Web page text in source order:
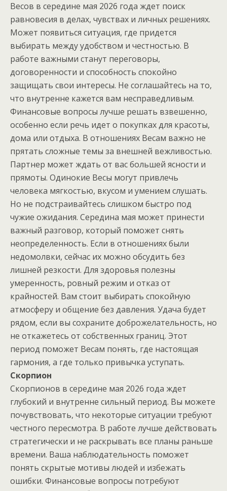
Весов в середине мая 2026 года ждет поиск
равновесия в делах, чувствах и личных решениях.
Может появиться ситуация, где придется
выбирать между удобством и честностью. В
работе важными станут переговоры,
договоренности и способность спокойно
защищать свои интересы. Не соглашайтесь на то,
что внутренне кажется вам несправедливым.
Финансовые вопросы лучше решать взвешенно,
особенно если речь идет о покупках для красоты,
дома или отдыха. В отношениях Весам важно не
прятать сложные темы за внешней вежливостью.
Партнер может ждать от вас большей ясности и
прямоты. Одинокие Весы могут привлечь
человека мягкостью, вкусом и умением слушать.
Но не подстраивайтесь слишком быстро под
чужие ожидания. Середина мая может принести
важный разговор, который поможет снять
неопределенность. Если в отношениях были
недомолвки, сейчас их можно обсудить без
лишней резкости. Для здоровья полезны
умеренность, ровный режим и отказ от
крайностей. Вам стоит выбирать спокойную
атмосферу и общение без давления. Удача будет
рядом, если вы сохраните доброжелательность, но
не откажетесь от собственных границ. Этот
период поможет Весам понять, где настоящая
гармония, а где только привычка уступать.
Скорпион
Скорпионов в середине мая 2026 года ждет
глубокий и внутренне сильный период. Вы можете
почувствовать, что некоторые ситуации требуют
честного пересмотра. В работе лучше действовать
стратегически и не раскрывать все планы раньше
времени. Ваша наблюдательность поможет
понять скрытые мотивы людей и избежать
ошибки. Финансовые вопросы потребуют